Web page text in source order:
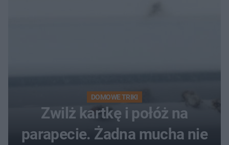
DOMOWE TRIKI
Zwilż kartkę i połóż na
parapecie. Żadna mucha nie